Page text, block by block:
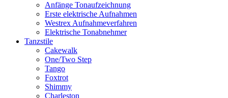
Anfänge Tonaufzeichnung
Erste elektrische Aufnahmen
Westrex Aufnahmeverfahren
Elektrische Tonabnehmer
Tanzstile
Cakewalk
One/Two Step
Tango
Foxtrot
Shimmy
Charleston